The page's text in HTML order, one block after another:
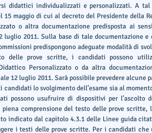
didattici individualizzati e personalizzati. A
15 maggio di cui al decreto del Presidente della
o altra documentazione predisposta ai
luglio 2011. Sulla base di tale documentazione
predispongono adeguate modalità di
delle prove scritte, i candidati possono
Personalizzato o da altra
12 luglio 2011. Sarà possibile prevedere alcune
lo svolgimento dell’esame sia al
possono usufruire di dispositivi per l’ascolto
comprensione del testo delle prove scritte,
indicato dal capitolo 4.3.1 delle Linee guida
i testi delle prove scritte. Per i candidati